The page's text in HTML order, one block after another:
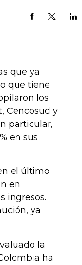
que ya
que tiene
los
Cencosud y
particular,
en sus
el último
en
ingresos.
ya
la
ha